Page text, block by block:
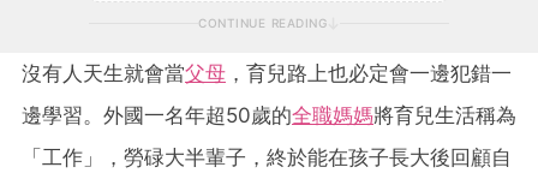
CONTINUE READING
沒有人天生就會當父母 ，育兒路上也必定會一邊犯錯一
邊學習。外國一名年超50歲的全職媽媽將育兒生活稱為
「工作」，勞碌大半輩子，終於能在孩子長大後回顧自